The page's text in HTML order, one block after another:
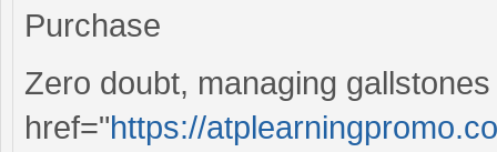
Purchase
Zero doubt, managing
href="https://